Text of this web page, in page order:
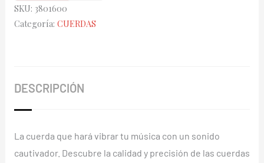
LU-
cantidad
SKU: 3801600
Categoría: CUERDAS
DESCRIPCIÓN
La cuerda que hará vibrar tu música con un sonido
cautivador. Descubre la calidad y precisión de las cuerdas